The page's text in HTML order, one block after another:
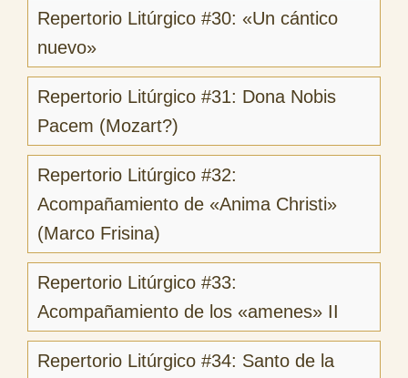
Repertorio Litúrgico #30: «Un cántico
nuevo»
Repertorio Litúrgico #31: Dona Nobis
Pacem (Mozart?)
Repertorio Litúrgico #32:
Acompañamiento de «Anima Christi»
(Marco Frisina)
Repertorio Litúrgico #33:
Acompañamiento de los «amenes» II
Repertorio Litúrgico #34: Santo de la